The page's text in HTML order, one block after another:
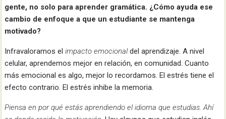
gente, no solo para aprender gramática. ¿Cómo ayuda ese
cambio de enfoque a que un estudiante se mantenga
motivado?
Infravaloramos elimpacto emocionaldel aprendizaje. A nivel
celular, aprendemos mejor en relación, en comunidad. Cuanto
más emocional es algo, mejor lo recordamos. El estrés tiene el
efecto contrario. El estrés inhibe la memoria.
Piensa en por qué estás aprendiendo el idioma que estudias. Ahí